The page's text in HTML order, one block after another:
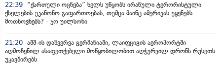
22:39
“ქართული ოცნება” ხელს უწყობს ირანული ტერორისტული
ქსელების უკანონო გაფართოებას, თუმცა მაინც ამერიკას უყენებს
მოთხოვნებს? - ჯო უილსონი
21:20 აშშ-ის დაზვერვა გერმანიაში, ლაიფციგის აეროპორტში
აღმოჩენილ ასაფეთქებელი მოწყობილობით აღჭურვილ დრონს რუსეთს
უკავშირებს